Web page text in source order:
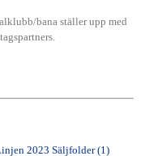
bana ställer upp med
2023 Säljfolder (1)